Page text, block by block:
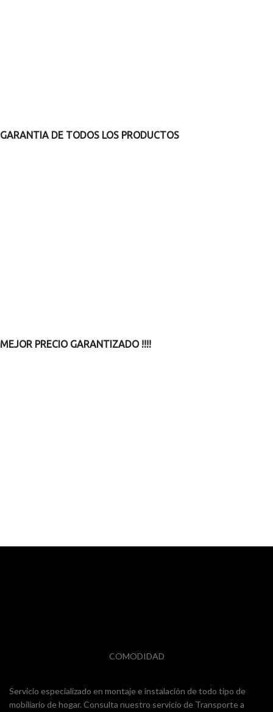
GARANTIA DE TODOS LOS PRODUCTOS
MEJOR PRECIO GARANTIZADO !!!!
COMODIDAD
Servicio especializado en montaje e instalación de todo tipo de
mobiliario de hogar. Consulta nuestro servicio de Transporte a